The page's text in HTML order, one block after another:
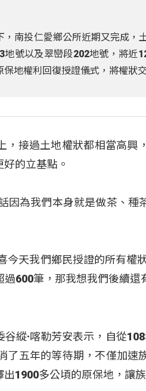
南投仁愛鄉公所近期又完成，
號以及翠巒段202地號，將近
地權利回復授證儀式，將權狀
接過土地權狀都相當高興
的立基點。
因為我們本身就是做茶、種
今天我們鄉民授證的所有權
600筆，那我想我們後續還
縱·喀勒芳安表示，自從
了五年的等待期，不僅加速
1900多公頃的原保地，讓